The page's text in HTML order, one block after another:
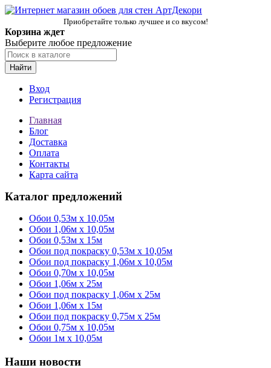
Приобретайте только лучшее и со вкусом!
Корзина ждет
Выберите любое предложение
Найти
Вход
Регистрация
Главная
Блог
Доставка
Оплата
Контакты
Карта сайта
Каталог предложений
Обои 0,53м x 10,05м
Обои 1,06м х 10,05м
Обои 0,53м x 15м
Обои под покраску 0,53м x 10,05м
Обои под покраску 1,06м х 10,05м
Обои 0,70м x 10,05м
Обои 1,06м x 25м
Обои под покраску 1,06м x 25м
Обои 1,06м x 15м
Обои под покраску 0,75м x 25м
Обои 0,75м x 10,05м
Обои 1м х 10,05м
Наши новости